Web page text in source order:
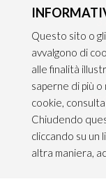
Questo sito o
avvalgono di
alle finalità
saperne di più
cookie, consulta
Chiudendo
cliccando su un
altra maniera,